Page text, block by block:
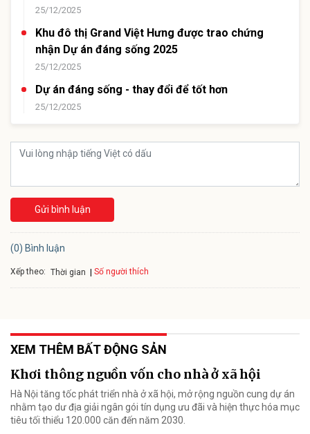
25/12/2025
Khu đô thị Grand Việt Hưng được trao chứng
nhận Dự án đáng sống 2025
25/12/2025
Dự án đáng sống - thay đổi để tốt hơn
25/12/2025
Gửi bình luận
(0) Bình luận
Xếp theo: Thời gian Số người thích
XEM THÊM BẤT ĐỘNG SẢN
Khơi thông nguồn vốn cho nhà ở xã hội
Hà Nội tăng tốc phát triển nhà ở xã hội, mở rộng nguồn cung dự án
nhằm tạo dư địa giải ngân gói tín dụng ưu đãi và hiện thực hóa mục
tiêu tối thiểu 120.000 căn đến năm 2030.